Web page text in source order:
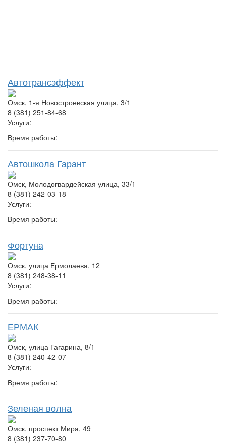
Автотрансэффект
Омск, 1-я Новостроевская улица, 3/1
8 (381) 251-84-68
Услуги:
Время работы:
Автошкола Гарант
Омск, Молодогвардейская улица, 33/1
8 (381) 242-03-18
Услуги:
Время работы:
Фортуна
Омск, улица Ермолаева, 12
8 (381) 248-38-11
Услуги:
Время работы:
ЕРМАК
Омск, улица Гагарина, 8/1
8 (381) 240-42-07
Услуги:
Время работы:
Зеленая волна
Омск, проспект Мира, 49
8 (381) 237-70-80